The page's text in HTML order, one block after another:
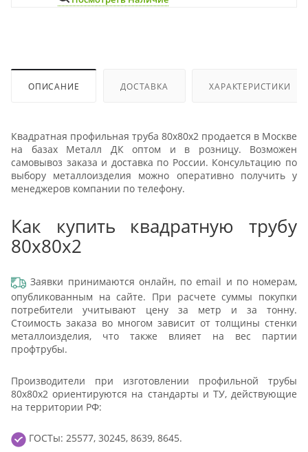
ОПИСАНИЕ ДОСТАВКА ХАРАКТЕРИСТИКИ
Квадратная профильная труба 80х80х2 продается в Москве
на базах Металл ДК оптом и в розницу. Возможен
самовывоз заказа и доставка по России. Консультацию по
выбору металлоизделия можно оперативно получить у
менеджеров компании по телефону.
Как купить квадратную трубу
80х80х2
Заявки принимаются онлайн, по email и по номерам,
опубликованным на сайте. При расчете суммы покупки
потребители учитывают цену за метр и за тонну.
Стоимость заказа во многом зависит от толщины стенки
металлоизделия, что также влияет на вес партии
профтрубы.
Производители при изготовлении профильной трубы
80х80х2 ориентируются на стандарты и ТУ, действующие
на территории РФ:
ГОСТы: 25577, 30245, 8639, 8645.